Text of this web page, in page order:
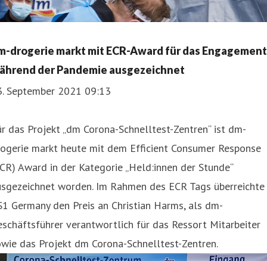
drogerie markt mit ECR-Award für das Engagement
der Pandemie ausgezeichnet
September 2021 09:13
das Projekt „dm Corona-Schnelltest-Zentren“ ist dm-
markt heute mit dem Efficient Consumer Response
Award in der Kategorie „Held:innen der Stunde“
worden. Im Rahmen des ECR Tags überreichte
Germany den Preis an Christian Harms, als dm-
verantwortlich für das Ressort Mitarbeiter
das Projekt dm Corona-Schnelltest-Zentren.